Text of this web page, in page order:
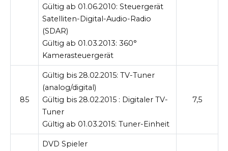
Gültig ab 01.06.2010: Steuergerät
Satelliten-Digital-Audio-Radio
(SDAR)
Gültig ab 01.03.2013: 360°
Kamerasteuergerät
85
Gültig bis 28.02.2015: TV-Tuner
(analog/digital)
Gültig bis 28.02.2015 : Digitaler TV-
Tuner
Gültig ab 01.03.2015: Tuner-Einheit
7,5
DVD Spieler